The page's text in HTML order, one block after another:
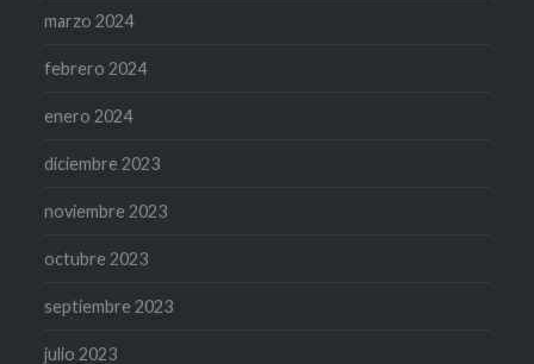
marzo 2024
febrero 2024
enero 2024
diciembre 2023
noviembre 2023
octubre 2023
septiembre 2023
julio 2023